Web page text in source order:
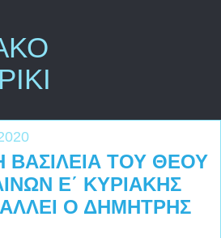
ΒΑΣΙΛΕΙΑ ΤΟΥ ΘΕΟΥ
Ε΄ ΚΥΡΙΑΚΗΣ
Ο ΔΗΜΗΤΡΗΣ